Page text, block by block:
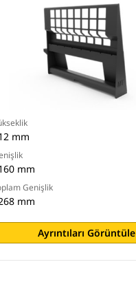
mm
mm
Genişlik
mm
Ayrıntıları Görüntüle